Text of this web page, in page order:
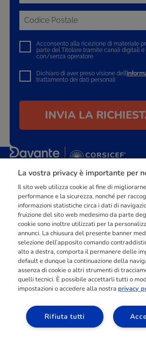
Acconsento alla ricezione di materiale
parte del Titolare tramite canali digitali
con/senza operatore
Dichiaro di aver preso visione dell’
trattamento dei dati personali
INVIA LA
Punto di riferimento didimensione europea
raggiunti e formati all’anno tra Spagna,
03211992123
INFORMAZIONI
RISORSE
ACCESSO AREA
La vostra privacy è importante per
Il sito web utilizza cookie al fine di
performance e la sicurezza, nonché per
informazioni statistiche circa i dati di
fruizione del sito web medesimo da parte
cookie sono inoltre utilizzati per la
annunci. La chiusura del presente banner
selezione dell’apposito comando
alto a destra, comporta il permanere delle
default e dunque la continuazione della
assenza di cookie o altri strumenti di
quelli tecnici. È possibile accettarli tutti o
impostazioni o accedere alla nostraprivacy
Rifiuta tutti